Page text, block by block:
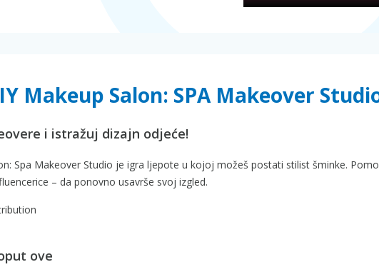
Makeup Salon: SPA Makeover
i istražuj dizajn odjeće!
Spa Makeover Studio je igra ljepote u kojoj možeš postati stilist šminke.
– da ponovno usavrše svoj izgled.
ove